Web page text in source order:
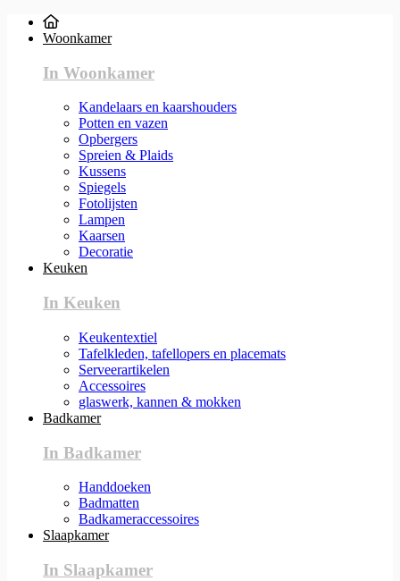
Woonkamer
In Woonkamer
Kandelaars en kaarshouders
Potten en vazen
Opbergers
Spreien & Plaids
Kussens
Spiegels
Fotolijsten
Lampen
Kaarsen
Decoratie
Keuken
In Keuken
Keukentextiel
Tafelkleden, tafellopers en placemats
Serveerartikelen
Accessoires
glaswerk, kannen & mokken
Badkamer
In Badkamer
Handdoeken
Badmatten
Badkameraccessoires
Slaapkamer
In Slaapkamer